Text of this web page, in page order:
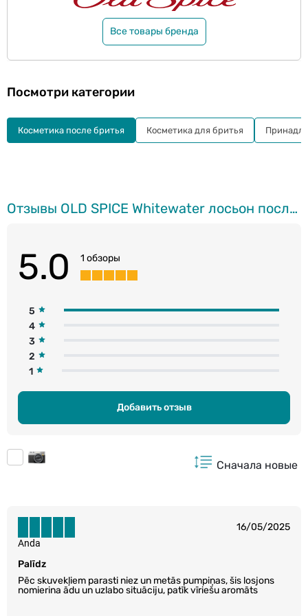
Все товары бренда
Отзывы OLD SPICE Whitewater лосьон после бритья, 100мл
5.0 1 обзоры
5
4
3
2
1
Добавить отзыв
Сначала новые
16/05/2025
Palīdz
Pēc skuvekļiem parasti niez un metās pumpiņas, šis losjons
nomierina ādu un uzlabo situāciju, patīk vīriešu aromāts
Anda
Посмотри категории
Косметика после бритья Косметика для бритья